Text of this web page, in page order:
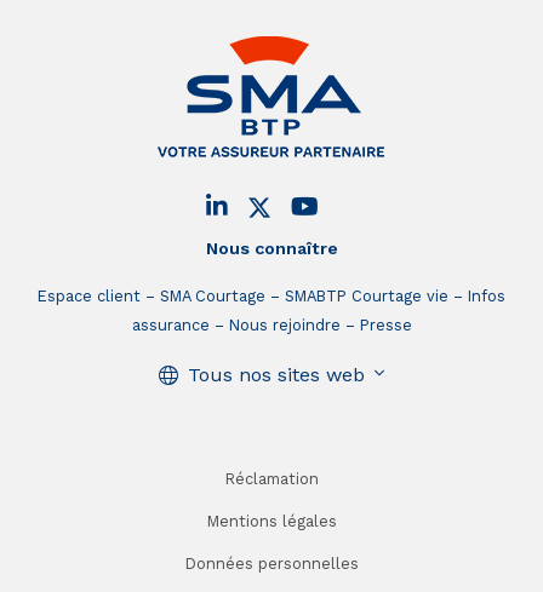
Nous connaître
Espace client SMA Courtage SMABTP Courtage vie
Infos
assurance
Nous rejoindre Presse
Tous nos sites web
Réclamation
Mentions légales
Données personnelles